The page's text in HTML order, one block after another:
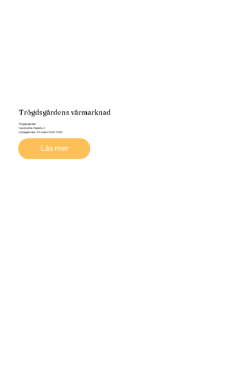
Trögdsgårdens vårmarknad
Trögdsgården
Veckholms Hedsta 2
Lördagen den 24 maj kl 10.00-15.00
Läs mer